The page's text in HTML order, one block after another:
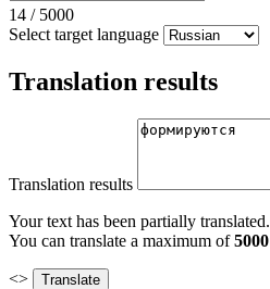
14 / 5000
Select target language
Translation results
Translation results
Your text has been partially translated.
You can translate a maximum of5000
<>